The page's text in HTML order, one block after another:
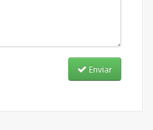
Enviar